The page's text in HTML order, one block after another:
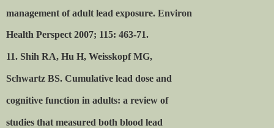
management of adult lead exposure. Environ
Health Perspect 2007; 115: 463-71.
11. Shih RA, Hu H, Weisskopf MG,
Schwartz BS. Cumulative lead dose and
cognitive function in adults: a review of
studies that measured both blood lead